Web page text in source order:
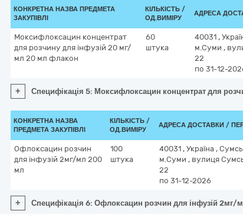
КОНКРЕТНА НАЗВА ПРЕДМЕТА
ЗАКУПІВЛІ
КІЛЬКІСТЬ /
ОД.ВИМІРУ
АДРЕСА
Моксифлоксацин концентрат
для розчину для інфузій 20 мг/
мл 20 мл флакон
60
штука
40031 ,
м.Суми ,
22
по 31-12-
+ Специфікація 5: Моксифлоксацин концентрат для
КОНКРЕТНА НАЗВА
ПРЕДМЕТА ЗАКУПІВЛІ
КІЛЬКІСТЬ /
ОД.ВИМІРУ
АДРЕСА ДОСТАВКИ /
Офлоксацин розчин
для інфузій 2мг/мл 200
мл
100
штука
40031 , Україна ,
м.Суми , вулиця
22
по 31-12-2026
+ Специфікація 6: Офлоксацин розчин для інфузій 2мг/